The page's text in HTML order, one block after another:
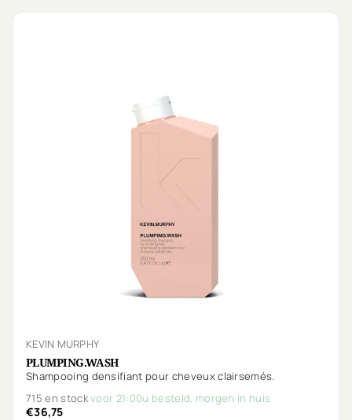
KEVIN MURPHY
PLUMPING.WASH
Shampooing densifiant pour cheveux clairsemés.
715 en stockvoor 21:00u besteld, morgen in huis
€36,75